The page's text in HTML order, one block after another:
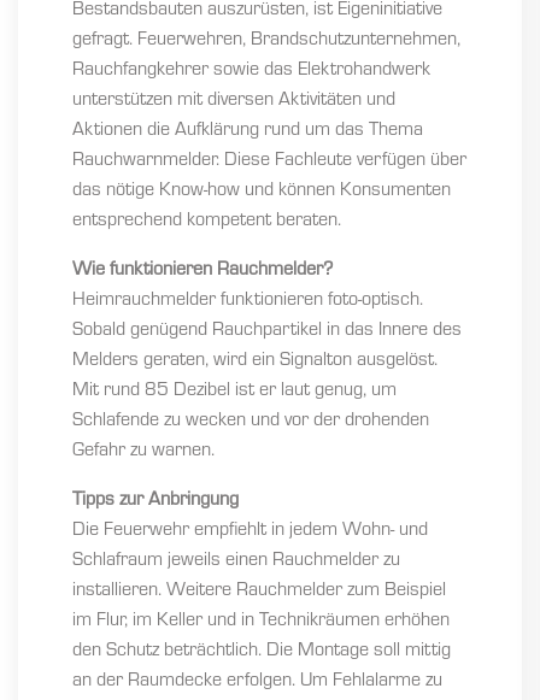
Bestandsbauten auszurüsten, ist Eigeninitiative
gefragt. Feuerwehren, Brandschutzunternehmen,
Rauchfangkehrer sowie das Elektrohandwerk
unterstützen mit diversen Aktivitäten und
Aktionen die Aufklärung rund um das Thema
Rauchwarnmelder. Diese Fachleute verfügen über
das nötige Know-how und können Konsumenten
entsprechend kompetent beraten.
Wie funktionieren Rauchmelder?
Heimrauchmelder funktionieren foto-optisch.
Sobald genügend Rauchpartikel in das Innere des
Melders geraten, wird ein Signalton ausgelöst.
Mit rund 85 Dezibel ist er laut genug, um
Schlafende zu wecken und vor der drohenden
Gefahr zu warnen.
Tipps zur Anbringung
Die Feuerwehr empfiehlt in jedem Wohn- und
Schlafraum jeweils einen Rauchmelder zu
installieren. Weitere Rauchmelder zum Beispiel
im Flur, im Keller und in Technikräumen erhöhen
den Schutz beträchtlich. Die Montage soll mittig
an der Raumdecke erfolgen. Um Fehlalarme zu